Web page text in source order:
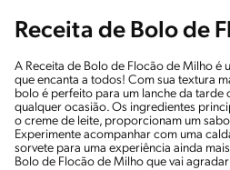
Receita de Bolo de
A Receita de Bolo de Flocão de Milho é
que encanta a todos! Com sua textura
bolo é perfeito para um lanche da tarde
qualquer ocasião. Os ingredientes
o creme de leite, proporcionam um
Experimente acompanhar com uma
sorvete para uma experiência ainda
Bolo de Flocão de Milho que vai